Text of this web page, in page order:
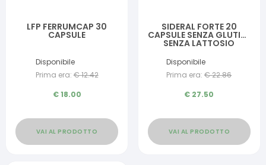
LFP FERRUMCAP 30
CAPSULE
Disponibile
Prima era: €12.42
€18.00
VAI AL PRODOTTO
SIDERAL FORTE 20
CAPSULE SENZA GLUTINE
SENZA LATTOSIO
Disponibile
Prima era: €22.86
€ 27.50
VAI AL PRODOTTO